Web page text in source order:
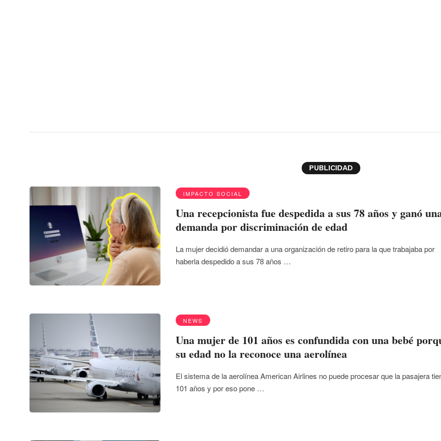
PUBLICIDAD
IMPACTO SOCIAL
Una recepcionista fue despedida a sus 78 años y ganó
demanda por discriminación de edad
La mujer decidió demandar a una organización de retiro para la que trabajaba por
haberla despedido a sus 78 años …
NEWS
Una mujer de 101 años es confundida con una bebé
su edad no la reconoce una aerolínea
El sistema de la aerolínea American Airlines no puede procesar que la pasajera
101 años y por eso pone …